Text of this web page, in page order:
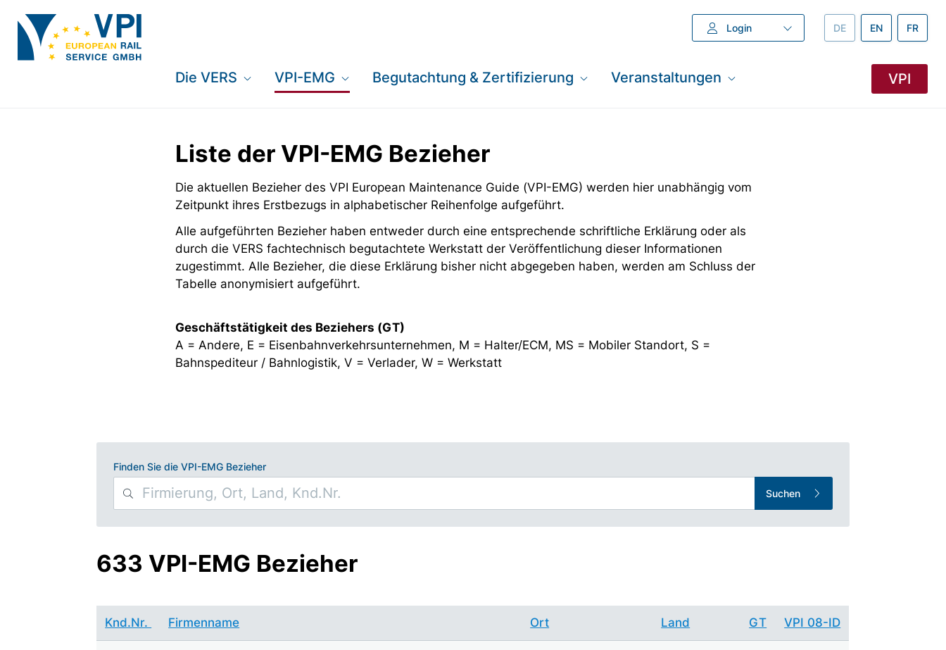
Login DEUTSCH –
DE ENGLISH –
EN FR
Die VERS VPI-EMG Begutachtung & Zertifizierung Veranstaltungen VPI
Liste der VPI-EMG Bezieher
Die aktuellen Bezieher des VPI European Maintenance Guide (VPI-EMG) werden hier unabhängig vom
Zeitpunkt ihres Erstbezugs in alphabetischer Reihenfolge aufgeführt.
Alle aufgeführten Bezieher haben entweder durch eine entsprechende schriftliche Erklärung oder als
durch die VERS fachtechnisch begutachtete Werkstatt der Veröffentlichung dieser Informationen
zugestimmt. Alle Bezieher, die diese Erklärung bisher nicht abgegeben haben, werden am Schluss der
Tabelle anonymisiert aufgeführt.
Geschäftstätigkeit des Beziehers (GT)
A = Andere, E = Eisenbahnverkehrsunternehmen, M = Halter/ECM, MS = Mobiler Standort, S =
Bahnspediteur / Bahnlogistik, V = Verlader, W = Werkstatt
Finden Sie die VPI-EMG Bezieher
Suchen
633 VPI-EMG Bezieher
Knd.Nr. Firmenname Ort Land GT VPI 08-ID